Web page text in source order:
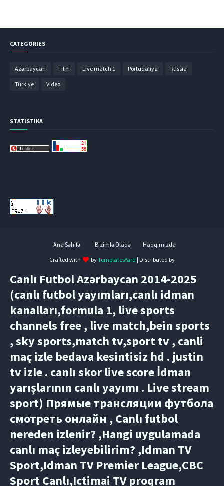
CATEGORIES
Azərbaycan Film Live match 1 Portuqaliya Russia
Türkiye Video
STATISTIKA
Ana Səhifə Bizimlə Əlaqə
Haqqımızda
Crafted with
byTemplatesYard | Distributed by
Canlı Futbol Azərbaycan 2014-2025
(canlı futbol yayımları,canlı idman
kanalları,formula 1, live sports
channels free , live match,bein sports
, sky sports,match tv,sport tv , canli
maç izle bedava kesintisiz hd . justin
tv izle . canlı skor live score İdman
yarışlarının canlı yayımı . Live stream
sport) Прямые трансляции футбола
смотреть онлайн , Canlı futbol
nereden izlenir? ,Hangi uygulamada
canlı maç izleyebilirim? ,Idman TV
Sport,Idman TV Premier League,CBC
Sport Canlı,Ictimai TV proqram